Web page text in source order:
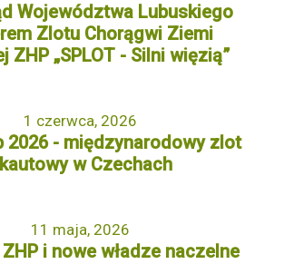
Województwa Lubuskiego
Zlotu Chorągwi Ziemi
ZHP „SPLOT - Silni więzią”
1 czerwca, 2026
2026 - międzynarodowy zlot
w Czechach
11 maja, 2026
i nowe władze naczelne